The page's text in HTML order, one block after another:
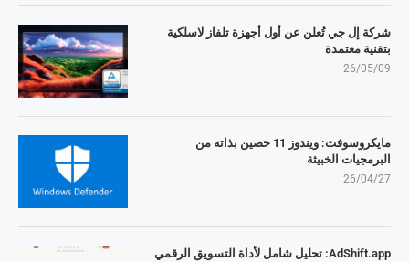
شركة إل جي تُعلن عن أول أجهزة تلفاز لاسلكية
بتقنية معتمدة
26/05/09
مايكروسوفت: ويندوز 11 حصين بذاته من
البرمجيات الخبيثة
26/04/27
AdShift.app: تحليل شامل لأداة التسويق الرقمي